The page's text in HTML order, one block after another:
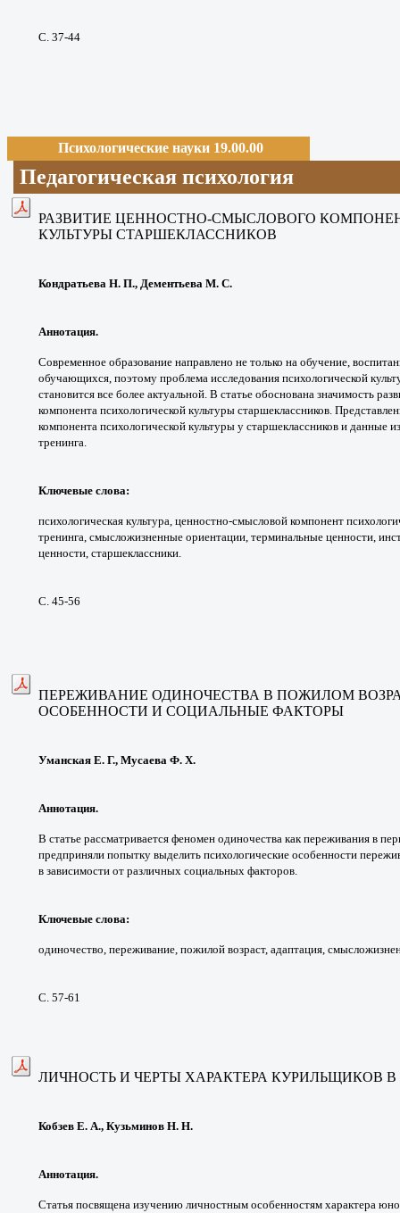
С. 37-44
Психологические науки 19.00.00
Педагогическая психология
РАЗВИТИЕ ЦЕННОСТНО-СМЫСЛОВОГО
КУЛЬТУРЫ СТАРШЕКЛАССНИКОВ
Кондратьева Н. П., Дементьева М. С.
Аннотация.
Современное образование направлено не только на обучение,
обучающихся, поэтому проблема исследования психологической
становится все более актуальной. В статье обоснована значимость
компонента психологической культуры старшеклассников.
компонента психологической культуры у старшеклассников и данные
тренинга.
Ключевые слова:
психологическая культура, ценностно-смысловой компонент
тренинга, смысложизненные ориентации, терминальные ценности,
ценности, старшеклассники.
С. 45-56
ПЕРЕЖИВАНИЕ ОДИНОЧЕСТВА В ПОЖИЛОМ
ОСОБЕННОСТИ И СОЦИАЛЬНЫЕ ФАКТОРЫ
Уманская Е. Г., Мусаева Ф. Х.
Аннотация.
В статье рассматривается феномен одиночества как переживания в
предприняли попытку выделить психологические особенности
в зависимости от различных социальных факторов.
Ключевые слова:
одиночество, переживание, пожилой возраст, адаптация,
С. 57-61
ЛИЧНОСТЬ И ЧЕРТЫ ХАРАКТЕРА КУРИЛЬЩИКОВ
Кобзев Е. А., Кузьминов Н. Н.
Аннотация.
Статья посвящена изучению личностным особенностям характера